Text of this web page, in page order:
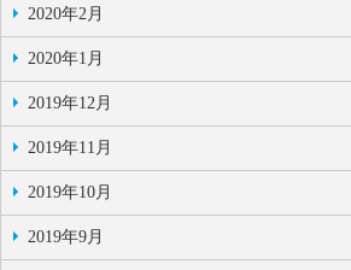
2020年2月
2020年1月
2019年12月
2019年11月
2019年10月
2019年9月